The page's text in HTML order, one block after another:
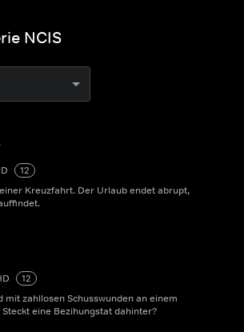
NCIS
12
Kreuzfahrt. Der Urlaub endet abrupt,
12
mit zahllosen Schusswunden an einem
eine Bezihungstat dahinter?